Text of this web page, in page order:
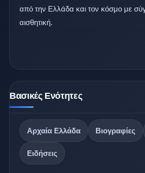
από την Ελλάδα και τον κόσμο με
αισθητική.
Βασικές Ενότητες
Αρχαία Ελλάδα Βιογραφίες
Ειδήσεις